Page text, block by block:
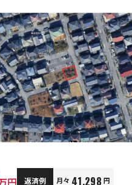
円 返済例 月々 41,298 円